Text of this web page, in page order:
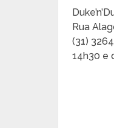
Rua
(31)
14h30 e